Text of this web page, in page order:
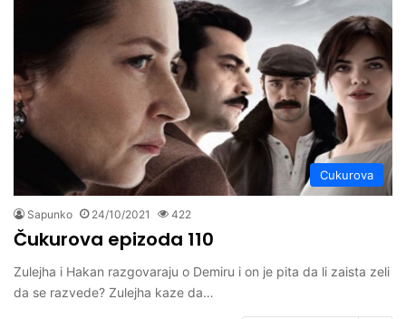
Cukurova
Sapunko 24/10/2021 422
Čukurova epizoda 110
Zulejha i Hakan razgovaraju o Demiru i on je pita da li zaista zeli
da se razvede? Zulejha kaze da…